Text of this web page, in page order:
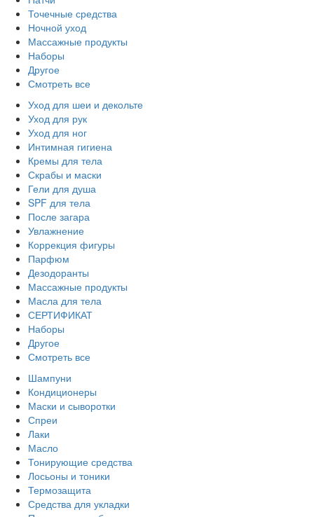
Точечные средства
Ночной уход
Массажные продукты
Наборы
Другое
Смотреть все
Уход для шеи и декольте
Уход для рук
Уход для ног
Интимная гигиена
Кремы для тела
Скрабы и маски
Гели для душа
SPF для тела
После загара
Увлажнение
Коррекция фигуры
Парфюм
Дезодоранты
Массажные продукты
Масла для тела
СЕРТИФИКАТ
Наборы
Другое
Смотреть все
Шампуни
Кондиционеры
Маски и сыворотки
Спреи
Лаки
Масло
Тонирующие средства
Лосьоны и тоники
Термозащита
Средства для укладки